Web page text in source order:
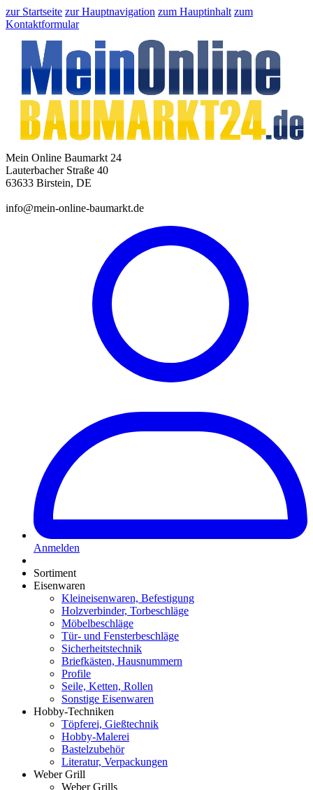
zur Startseite zur Hauptnavigation zum Hauptinhalt zum
Kontaktformular
Mein Online Baumarkt 24
Lauterbacher Straße 40
63633 Birstein, DE
info@mein-online-baumarkt.de
Anmelden
Sortiment
Eisenwaren
Kleineisenwaren, Befestigung
Holzverbinder, Torbeschläge
Möbelbeschläge
Tür- und Fensterbeschläge
Sicherheitstechnik
Briefkästen, Hausnummern
Profile
Seile, Ketten, Rollen
Sonstige Eisenwaren
Hobby-Techniken
Töpferei, Gießtechnik
Hobby-Malerei
Bastelzubehör
Literatur, Verpackungen
Weber Grill
Weber Grills